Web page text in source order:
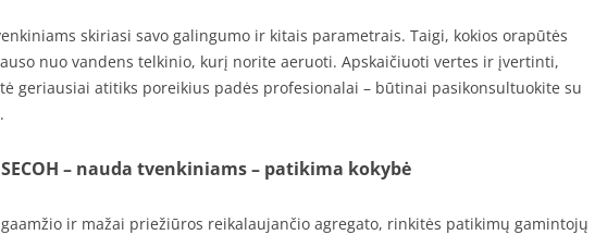
skiriasi savo galingumo ir kitais parametrais. Taigi, kokios orapūtės
nuo vandens telkinio, kurį norite aeruoti. Apskaičiuoti vertes ir įvertinti,
geriausiai atitiks poreikius padės profesionalai – būtinai pasikonsultuokite su
– nauda tvenkiniams – patikima kokybė
ir mažai priežiūros reikalaujančio agregato, rinkitės patikimų gamintojų